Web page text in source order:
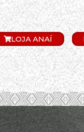
LOJA ANAÍ